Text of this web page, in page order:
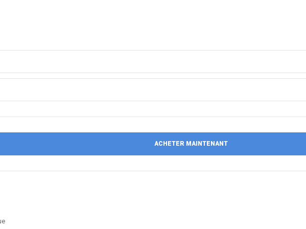
ACHETER MAINTENANT